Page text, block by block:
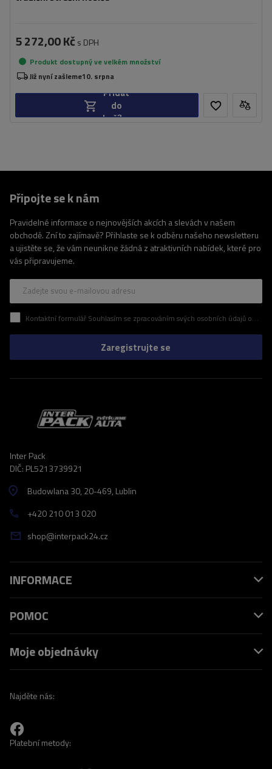
5 272,00 Kč s DPH
Produkt dostupný ve velkém množství
Již nyní zašleme10. srpna
Přidat
do
košíku
Připojte se k nám
Pravidelné informace o nejnovějších akcích a slevách v našem
obchodě. Zní to zajímavě? Přihlaste se k odběru našeho newsletteru
a ujistěte se, že vám neunikne žádná z atraktivních nabídek, které pro
vás připravujeme.
Zadejte svou e-mailovou adresu
Kontaktní formulář Souhlasím se zpracováním svých osobních údajů obsažených v kontaktním formuláři v souladu s nařízením Evropského parlamentu a Rady (EU)
Zaregistrujte se
Inter Pack
DIČ: PL5213739921
Budowlana 30, 20-469, Lublin
+420 210 013 020
shop@interpack24.cz
INFORMACE
POMOC
Moje objednávky
Najděte nás:
Platební metody: